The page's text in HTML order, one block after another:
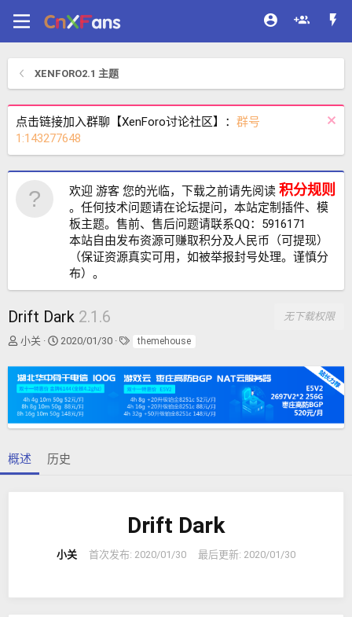
XENFORO2.1 主题
点击链接加入群聊【XenForo讨论社区】： 群号
1:143277648
欢迎 游客 您的光临，下载之前请先阅读 积分规则
。任何技术问题请在论坛提问，本站定制插件、模
板主题。售前、售后问题请联系QQ：5916171
本站自由发布资源可赚取积分及人民币（可提现）
（保证资源真实可用，如被举报封号处理。谨慎分
布）。
Drift Dark 2.1.6
无下载权限
作
小关
创
日
期
2020/01/30
标themehouse
概述 历史
Drift Dark
小关 首次发布: 2020/01/30 最后更新: 2020/01/30